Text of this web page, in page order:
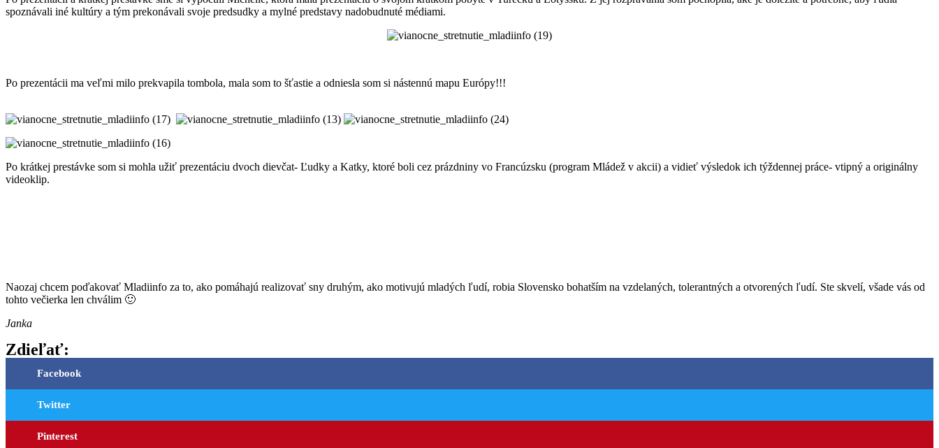
spoznávali iné kultúry a tým prekonávali svoje predsudky a mylné predstavy nadobudnuté médiami.
Po prezentácii ma veľmi milo prekvapila tombola, mala som to šťastie a odniesla som si nástennú mapu Európy!!!
Po krátkej prestávke som si mohla užiť prezentáciu dvoch dievčat- Ľudky a Katky, ktoré boli cez prázdniny vo Francúzsku (program Mládež v akcii) a vidieť výsledok ich týždennej práce- vtipný a originálny
videoklip.
Naozaj chcem poďakovať Mladiinfo za to, ako pomáhajú realizovať sny druhým, ako motivujú mladých ľudí, robia Slovensko bohatším na vzdelaných, tolerantných a otvorených ľudí. Ste skvelí, všade vás od
tohto večierka len chválim 🙂
Janka
Zdieľať:
Facebook
Twitter
Pinterest